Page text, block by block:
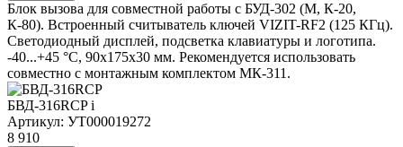
Блок вызова для совместной работы с БУД-302 (М, К-20,
К-80). Встроенный считыватель ключей VIZIT-RF2 (125 КГц).
Светодиодный дисплей, подсветка клавиатуры и логотипа.
-40...+45 °C, 90х175х30 мм. Рекомендуется использовать
совместно с монтажным комплектом МК-311.
БВД-316RCPi
Артикул: УТ000019272
8 910